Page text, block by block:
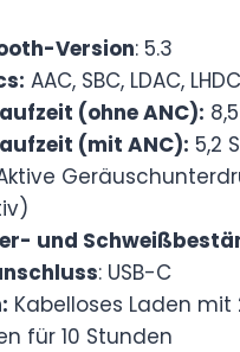
Version: 5.3
AAC, SBC, LDAC,
(ohne ANC):
(mit ANC): 5,2
und
: USB-C
Kabelloses Laden
für 10 Stunden